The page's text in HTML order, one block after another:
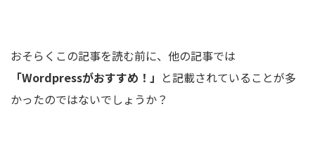
おそらくこの記事を読む前に、他の記事では
「Wordpressがおすすめ！」 と記載されていることが多
かったのではないでしょうか？